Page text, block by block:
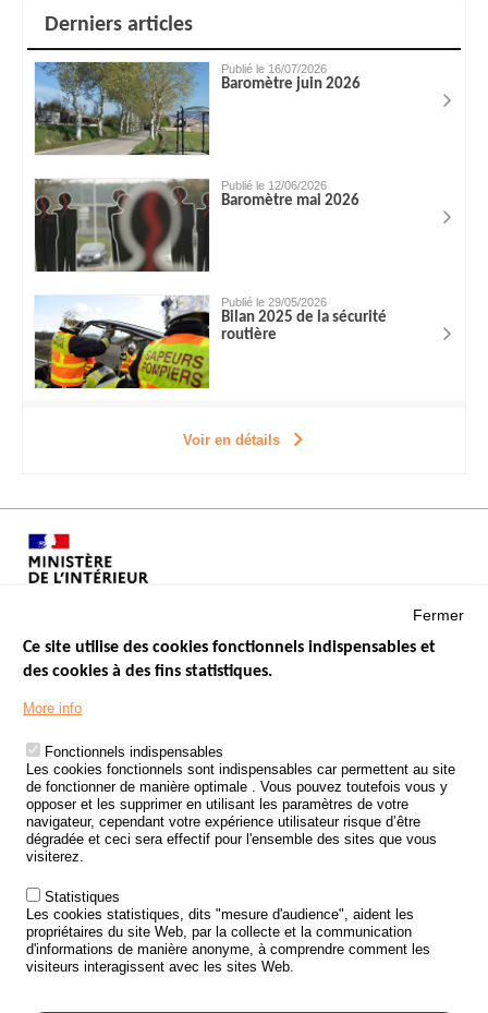
Derniers articles
Publié le 16/07/2026
Baromètre juin 2026
Publié le 12/06/2026
Baromètre mai 2026
Publié le 29/05/2026
Bilan 2025 de la sécurité
routière
Voir en détails
Menu
Footer
LES SITES PUBLICS
ÉTAT DE L’INSÉCURITÉ ROUTIÈRE
TRAITEMENT DES DONNÉES PERSONNELLES DES ACCIDENTS DE
LA ROUTE
ETUDES ET RECHERCHES
APPEL À PROJETS
POLITIQUE DE SÉCURITÉ ROUTIÈRE
Outils
AGENDA
Fermer
Ce site utilise des cookies fonctionnels indispensables et
des cookies à des fins statistiques.
More info
Fonctionnels indispensables
Les cookies fonctionnels sont indispensables car permettent au site
de fonctionner de manière optimale . Vous pouvez toutefois vous y
opposer et les supprimer en utilisant les paramètres de votre
navigateur, cependant votre expérience utilisateur risque d’être
dégradée et ceci sera effectif pour l'ensemble des sites que vous
visiterez.
Statistiques
Les cookies statistiques, dits "mesure d'audience", aident les
propriétaires du site Web, par la collecte et la communication
d'informations de manière anonyme, à comprendre comment les
visiteurs interagissent avec les sites Web.